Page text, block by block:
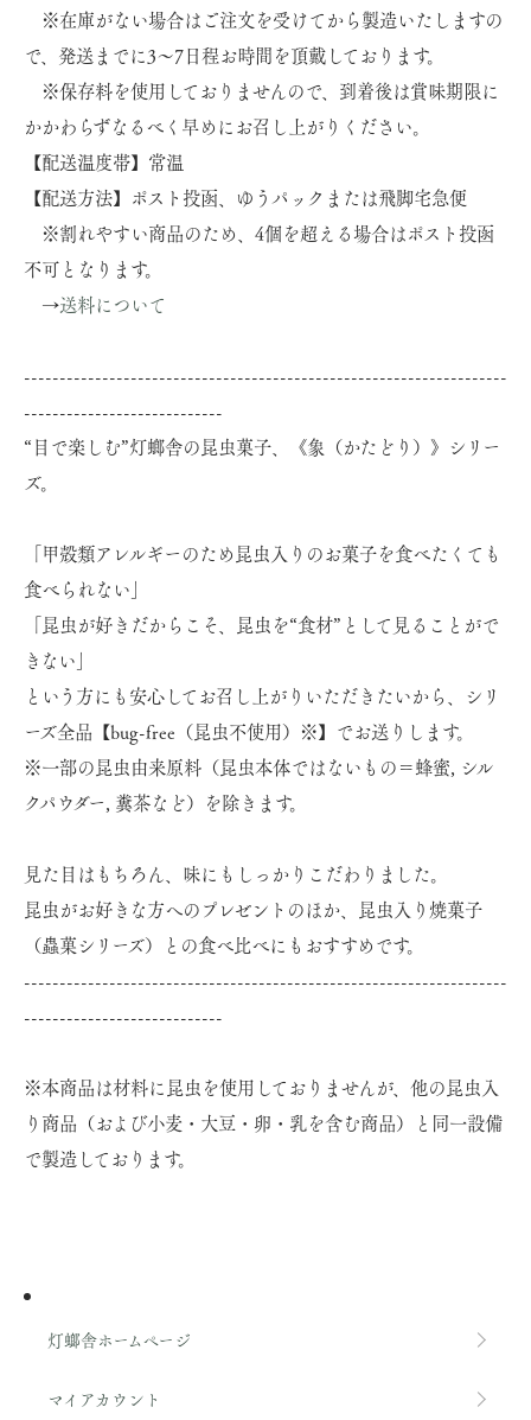
※在庫がない場合はご注文を受けてから製造いたしますの
で、発送までに3～7日程お時間を頂戴しております。
※保存料を使用しておりませんので、到着後は賞味期限に
かかわらずなるべく早めにお召し上がりください。
【配送温度帯】常温
【配送方法】ポスト投函、ゆうパックまたは飛脚宅急便
※割れやすい商品のため、4個を超える場合はポスト投函
不可となります。
→送料について
--------------------------------------------------------------------
----------------------------
“目で楽しむ”灯螂舎の昆虫菓子、《象（かたどり）》シリー
ズ。
「甲殻類アレルギーのため昆虫入りのお菓子を食べたくても
食べられない」
「昆虫が好きだからこそ、昆虫を“食材”として見ることがで
きない」
という方にも安心してお召し上がりいただきたいから、シリ
ーズ全品【bug-free（昆虫不使用）※】でお送りします。
※一部の昆虫由来原料（昆虫本体ではないもの＝蜂蜜, シル
クパウダー, 糞茶など）を除きます。
見た目はもちろん、味にもしっかりこだわりました。
昆虫がお好きな方へのプレゼントのほか、昆虫入り焼菓子
（蟲菓シリーズ）との食べ比べにもおすすめです。
--------------------------------------------------------------------
----------------------------
※本商品は材料に昆虫を使用しておりませんが、他の昆虫入
り商品（および小麦・大豆・卵・乳を含む商品）と同一設備
で製造しております。
灯螂舎ホームページ
マイアカウント